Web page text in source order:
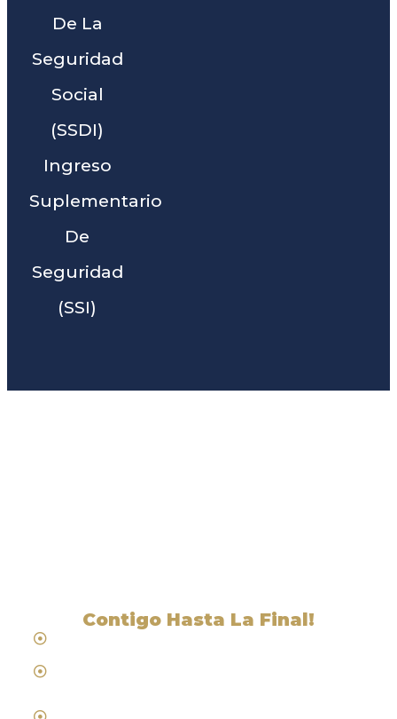
De La
Seguridad
Social
(SSDI)
Ingreso
Suplementario
De
Seguridad
(SSI)
Contigo Hasta La Final!